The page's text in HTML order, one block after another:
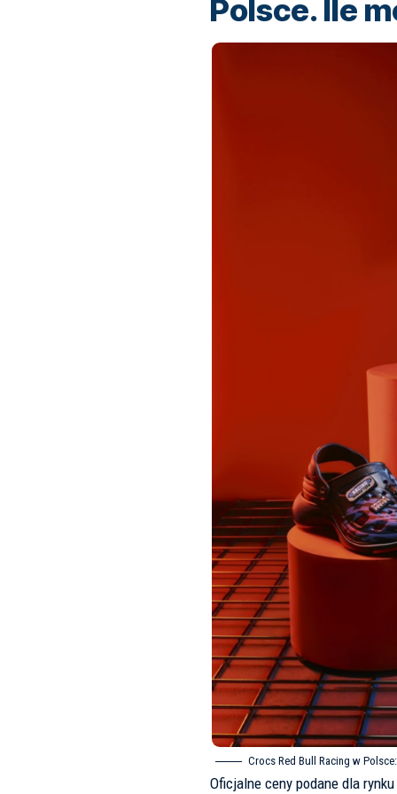
Polsce. Ile
Crocs Red Bull Racing w
Oficjalne ceny podane dla